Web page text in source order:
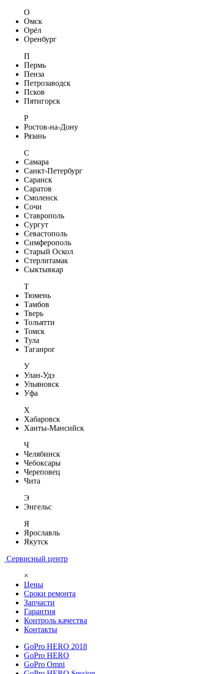
О
Омск
Орёл
Оренбург
П
Пермь
Пенза
Петрозаводск
Псков
Пятигорск
Р
Ростов-на-Дону
Рязань
С
Самара
Санкт-Петербург
Саранск
Саратов
Смоленск
Сочи
Ставрополь
Сургут
Севастополь
Симферополь
Старый Оскол
Стерлитамак
Сыктывкар
Т
Тюмень
Тамбов
Тверь
Тольятти
Томск
Тула
Таганрог
У
Улан-Удэ
Ульяновск
Уфа
Х
Хабаровск
Ханты-Мансийск
Ч
Челябинск
Чебоксары
Череповец
Чита
Э
Энгельс
Я
Ярославль
Якутск
Сервисный центр
×
Цены
Сроки ремонта
Запчасти
Гарантия
Контроль качества
Контакты
GoPro HERO 2018
GoPro HERO
GoPro Omni